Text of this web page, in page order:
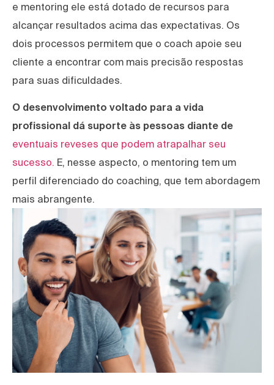
e mentoring ele está dotado de recursos para
alcançar resultados acima das expectativas. Os
dois processos permitem que o coach apoie seu
cliente a encontrar com mais precisão respostas
para suas dificuldades.
O desenvolvimento voltado para a vida
profissional dá suporte às pessoas diante de
eventuais reveses que podem atrapalhar seu
sucesso. E, nesse aspecto, o mentoring tem um
perfil diferenciado do coaching, que tem abordagem
mais abrangente.